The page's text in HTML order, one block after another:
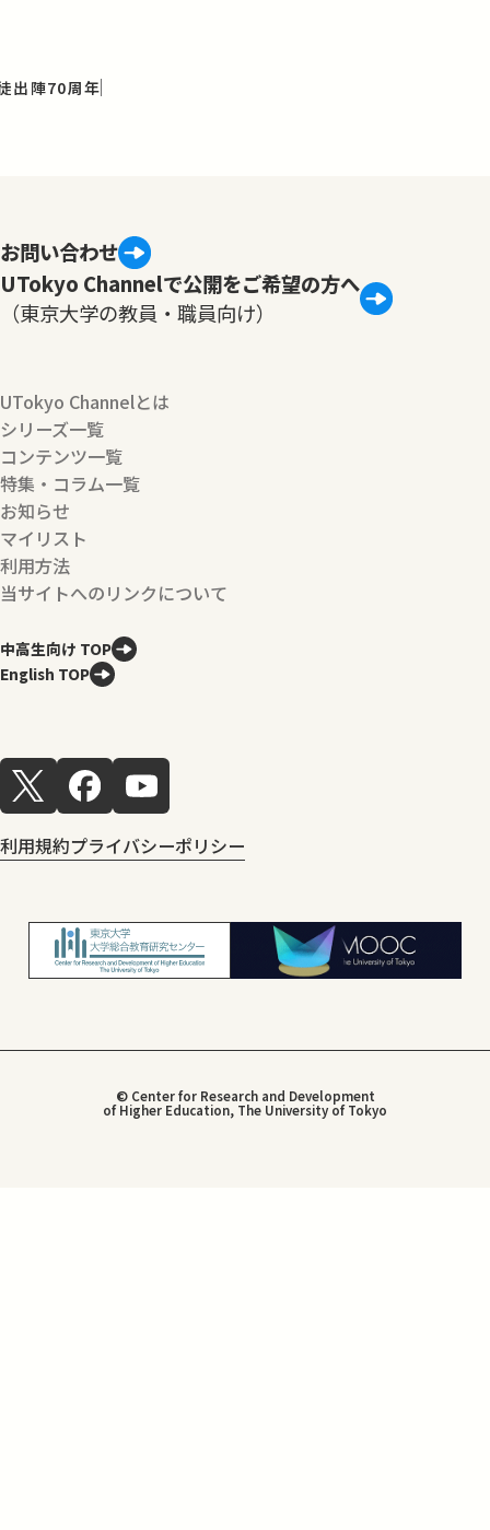
出陣70周年
お問い合わせ
UTokyo Channelで公開をご希望の方へ
（東京大学の教員・職員向け）
UTokyo Channelとは
シリーズ一覧
コンテンツ一覧
特集・コラム一覧
お知らせ
マイリスト
利用方法
当サイトへのリンクについて
中高生向け TOP
English TOP
利用規約プライバシーポリシー
© Center for Research and Development
of Higher Education, The University of Tokyo